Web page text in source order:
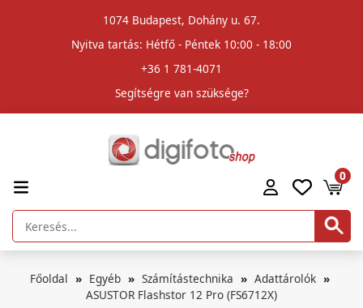
1074 Budapest, Dohány u. 67.
Nyitva tartás: Hétfő - Péntek 10:00 - 18:00
+36 1 781-4071
Segítségre van szüksége?
0
Főoldal Egyéb Számítástechnika
Adattárolók
ASUSTOR Flashstor 12 Pro (FS6712X)